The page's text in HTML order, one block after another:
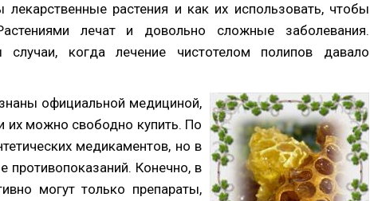
растения и как их использовать, чтобы
лечат и довольно сложные заболевания.
когда лечение чистотелом полипов давало
официальной медициной,
их можно свободно купить. По
медикаментов, но в
Конечно, в
могут только препараты,